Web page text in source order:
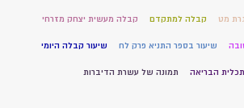
מט קבלה למתקדם קבלה מעשית יצחק מזרחי
שיעור בספר התניא פרק לח שיעור קבלה היומי
תכלית הבריאה תמונה של עשרת הדיברות